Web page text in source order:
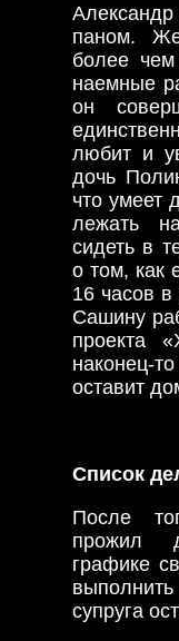
паном.
более
наемные
он
любит и
дочь
что умеет
лежать
сидеть в
о том, как
16 часов
Сашину
проекта
наконец-
оставит
Список
После
прожил
графике
супруга